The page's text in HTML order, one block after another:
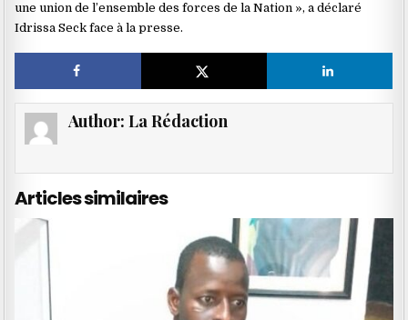
une union de l’ensemble des forces de la Nation », a déclaré
Idrissa Seck face à la presse.
Author: La Rédaction
Articles similaires